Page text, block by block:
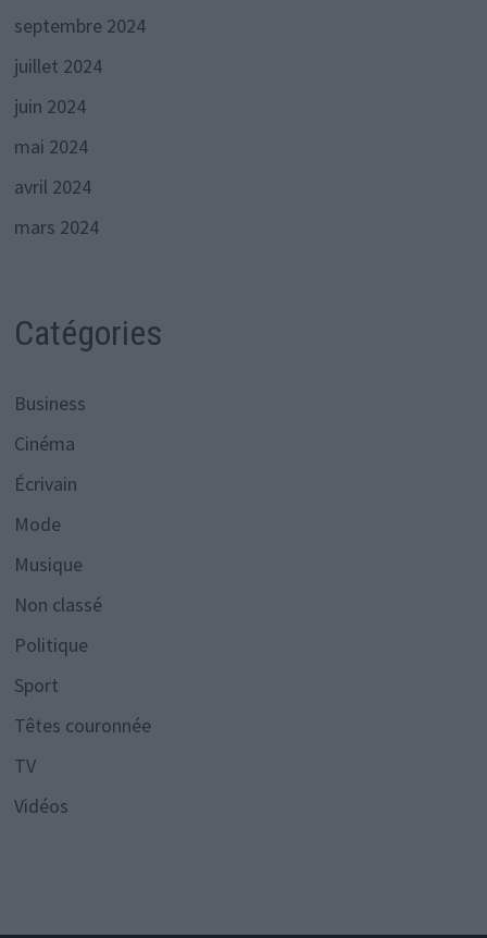
septembre 2024
juillet 2024
juin 2024
mai 2024
avril 2024
mars 2024
Catégories
Business
Cinéma
Écrivain
Mode
Musique
Non classé
Politique
Sport
Têtes couronnée
TV
Vidéos